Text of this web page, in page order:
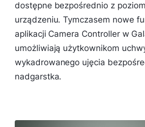
dostępne bezpośrednio z
urządzeniu. Tymczasem nowe
aplikacji Camera Controller w
umożliwiają użytkownikom
wykadrowanego ujęcia
nadgarstka.